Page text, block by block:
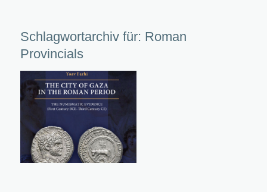
Schlagwortarchiv für: Roman
Provincials